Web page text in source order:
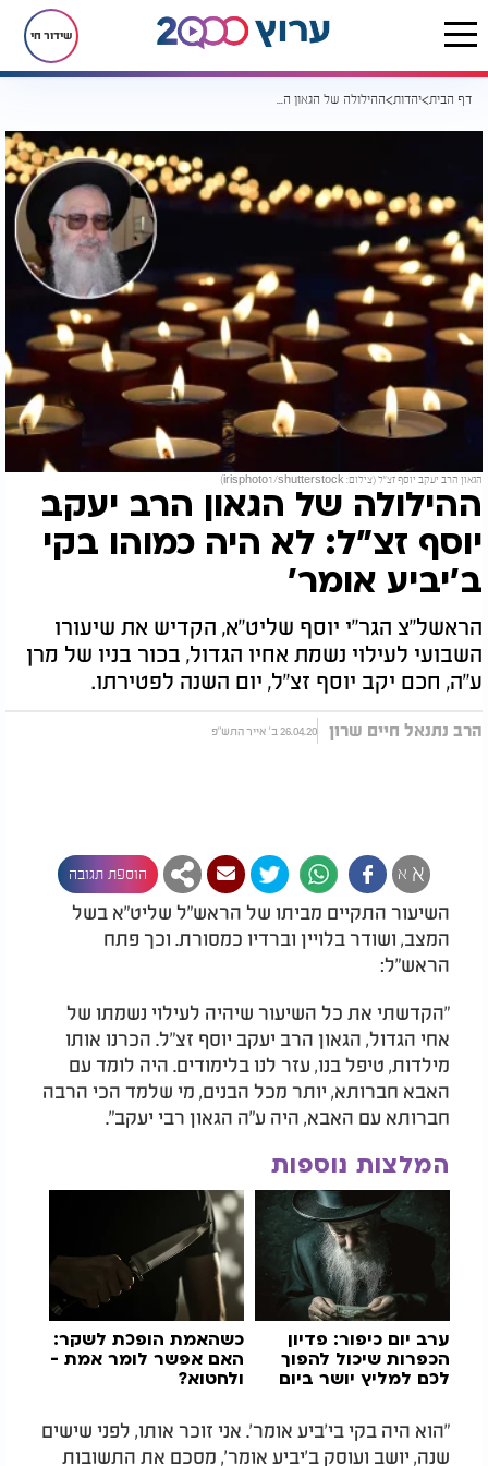
שידור חי
דף הבית יהדות ההילולה של הגאון הרב יעקב יוסף זצ"ל: לא היה כמוהו בקי ב’יביע אומר’
הגאון הרב יעקב יוסף זצ"ל (צילום: irisphoto1/shutterstock)
ההילולה של הגאון הרב יעקב
יוסף זצ"ל: לא היה כמוהו בקי
ב’יביע אומר’
הראשל"צ הגר"י יוסף שליט"א, הקדיש את שיעורו
השבועי לעילוי נשמת אחיו הגדול, בכור בניו של מרן
ע"ה, חכם יקב יוסף זצ"ל, יום השנה לפטירתו.
הרב נתנאל חיים שרון 26.04.20 ב' אייר התש"פ
א א הוספת תגובה
השיעור התקיים מביתו של הראש"ל שליט"א בשל
המצב, ושודר בלויין וברדיו כמסורת. וכך פתח
הראש"ל:
"הקדשתי את כל השיעור שיהיה לעילוי נשמתו של
אחי הגדול, הגאון הרב יעקב יוסף זצ"ל. הכרנו אותו
מילדות, טיפל בנו, עזר לנו בלימודים. היה לומד עם
האבא חברותא, יותר מכל הבנים, מי שלמד הכי הרבה
חברותא עם האבא, היה ע"ה הגאון רבי יעקב".
המלצות נוספות
ערב יום כיפור: פדיון
הכפרות שיכול להפוך
לכם למליץ יושר ביום
כשהאמת הופכת לשקר:
האם אפשר לומר אמת -
ולחטוא?
"הוא היה בקי בי'ביע אומר'. אני זוכר אותו, לפני שישים
שנה, יושב ועוסק ב'יביע אומר', מסכם את התשובות